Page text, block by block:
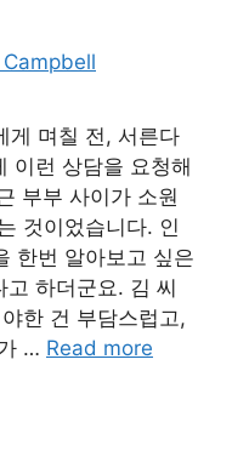
게 며칠 전, 서른다
이런 상담을 요청해
부부 사이가 소원
것이었습니다. 인
한번 알아보고 싶은
하더군요. 김 씨
한 건 부담스럽고,
… Read more